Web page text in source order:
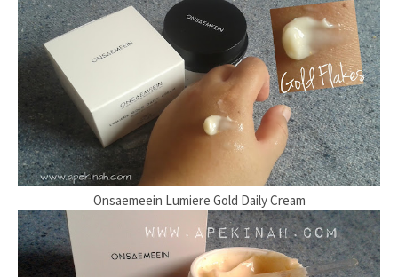
Onsaemeein Lumiere Gold Daily Cream